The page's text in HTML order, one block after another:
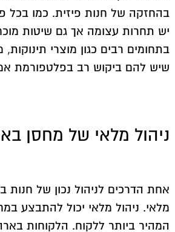
בהחזקה של חנות פיזית. כמו בכל
יש תחרות עצומה אך גם שיטות
בתחומים רבים כגון מוצרי
שיש להם ביקוש רב בפלטפורמת
ניהול מלאי של מחסן
אחת הדרכים לניהול נכון של חנות
מלאי. ניהול מלאי יכול להתבצע
המהיר ביותר ללקוח. הלקוחות